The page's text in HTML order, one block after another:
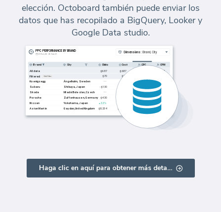
elección. Octoboard también puede enviar los
datos que has recopilado a BigQuery, Looker y
Google Data studio.
Haga clic en aquí para obtener más detalles